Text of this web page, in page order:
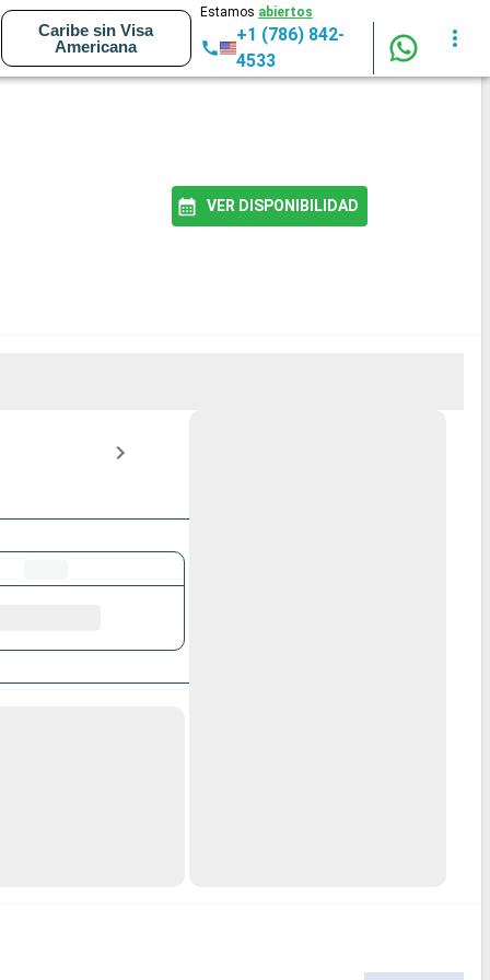
Caribe sin Visa
Americana
Estamos abiertos
+1 (786) 842-
4533
VER DISPONIBILIDAD